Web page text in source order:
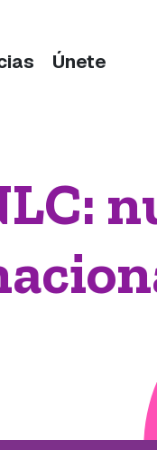
Únete